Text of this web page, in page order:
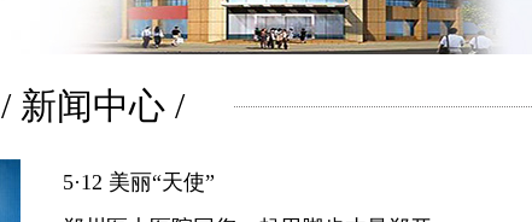
/ 新闻中心 /
5·12 美丽“天使”